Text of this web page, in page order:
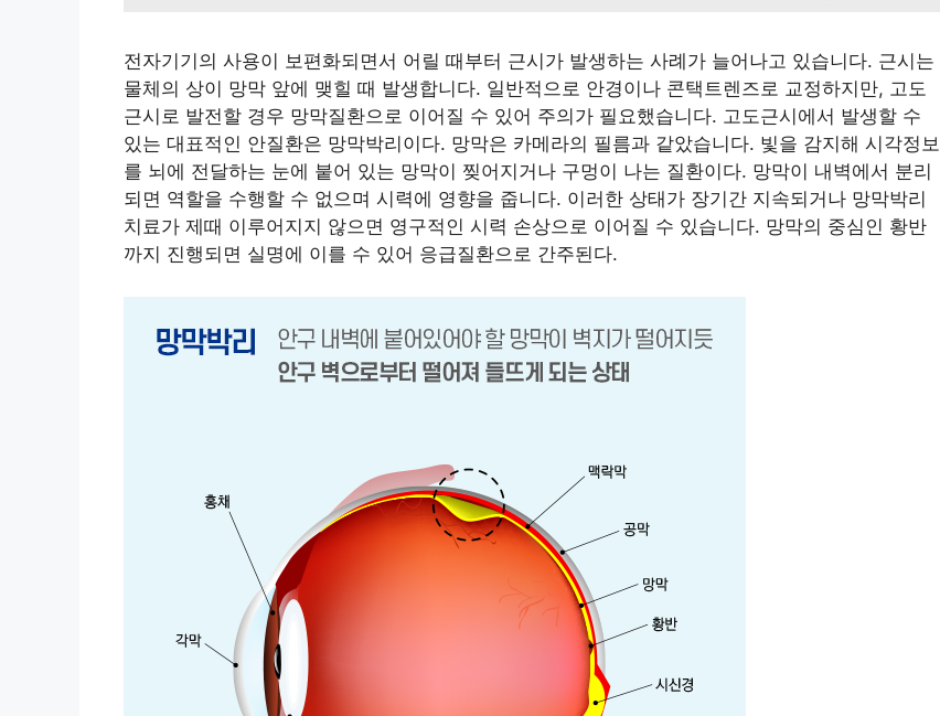
전자기기의 사용이 보편화되면서 어릴 때부터 근시가 발생하는 사례가 늘어나고 있습니다. 근시는
물체의 상이 망막 앞에 맺힐 때 발생합니다. 일반적으로 안경이나 콘택트렌즈로 교정하지만, 고도
근시로 발전할 경우 망막질환으로 이어질 수 있어 주의가 필요했습니다. 고도근시에서 발생할 수
있는 대표적인 안질환은 망막박리이다. 망막은 카메라의 필름과 같았습니다. 빛을 감지해 시각정보
를 뇌에 전달하는 눈에 붙어 있는 망막이 찢어지거나 구멍이 나는 질환이다. 망막이 내벽에서 분리
되면 역할을 수행할 수 없으며 시력에 영향을 줍니다. 이러한 상태가 장기간 지속되거나 망막박리
치료가 제때 이루어지지 않으면 영구적인 시력 손상으로 이어질 수 있습니다. 망막의 중심인 황반
까지 진행되면 실명에 이를 수 있어 응급질환으로 간주된다.